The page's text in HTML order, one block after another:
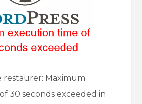
restaurer: Maximum
30 seconds exceeded in